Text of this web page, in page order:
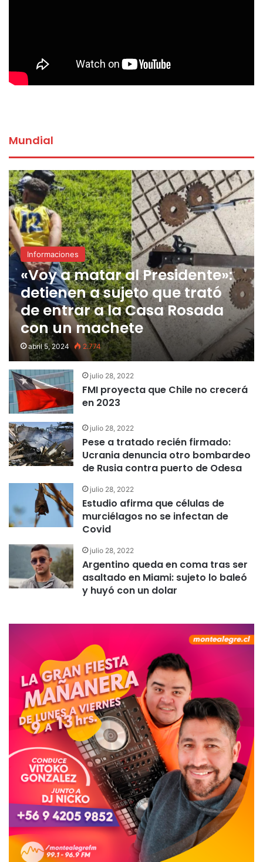
Mundial
Informaciones
«Voy a matar al Presidente»:
detienen a sujeto que trató
de entrar a la Casa Rosada
con un machete
abril 5, 2024 2.774
julio 28, 2022
FMI proyecta que Chile no crecerá
en 2023
julio 28, 2022
Pese a tratado recién firmado:
Ucrania denuncia otro bombardeo
de Rusia contra puerto de Odesa
julio 28, 2022
Estudio afirma que células de
murciélagos no se infectan de
Covid
julio 28, 2022
Argentino queda en coma tras ser
asaltado en Miami: sujeto lo baleó
y huyó con un dolar